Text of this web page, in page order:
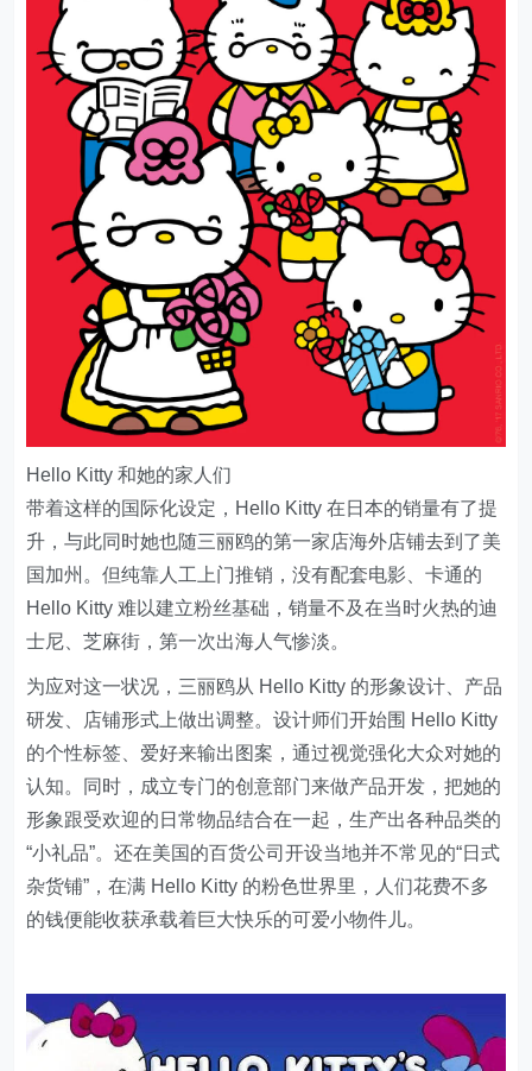
Hello Kitty 和她的家人们
带着这样的国际化设定，Hello Kitty 在日本的销量有了提
升，与此同时她也随三丽鸥的第一家店海外店铺去到了美
国加州。但纯靠人工上门推销，没有配套电影、卡通的
Hello Kitty 难以建立粉丝基础，销量不及在当时火热的迪
士尼、芝麻街，第一次出海人气惨淡。
为应对这一状况，三丽鸥从 Hello Kitty 的形象设计、产品
研发、店铺形式上做出调整。设计师们开始围 Hello Kitty
的个性标签、爱好来输出图案，通过视觉强化大众对她的
认知。同时，成立专门的创意部门来做产品开发，把她的
形象跟受欢迎的日常物品结合在一起，生产出各种品类的
“小礼品”。还在美国的百货公司开设当地并不常见的“日式
杂货铺”，在满 Hello Kitty 的粉色世界里，人们花费不多
的钱便能收获承载着巨大快乐的可爱小物件儿。